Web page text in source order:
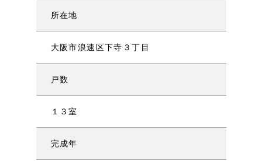
所在地
大阪市浪速区下寺３丁目
戸数
１３室
完成年